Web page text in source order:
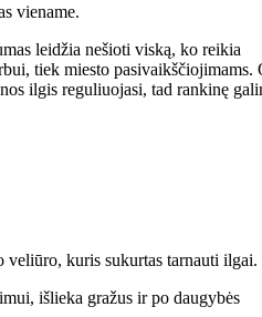
viename.
leidžia nešioti viską, ko reikia
tiek miesto pasivaikščiojimams.
ilgis reguliuojasi, tad rankinę
veliūro, kuris sukurtas tarnauti ilgai.
išlieka gražus ir po daugybės